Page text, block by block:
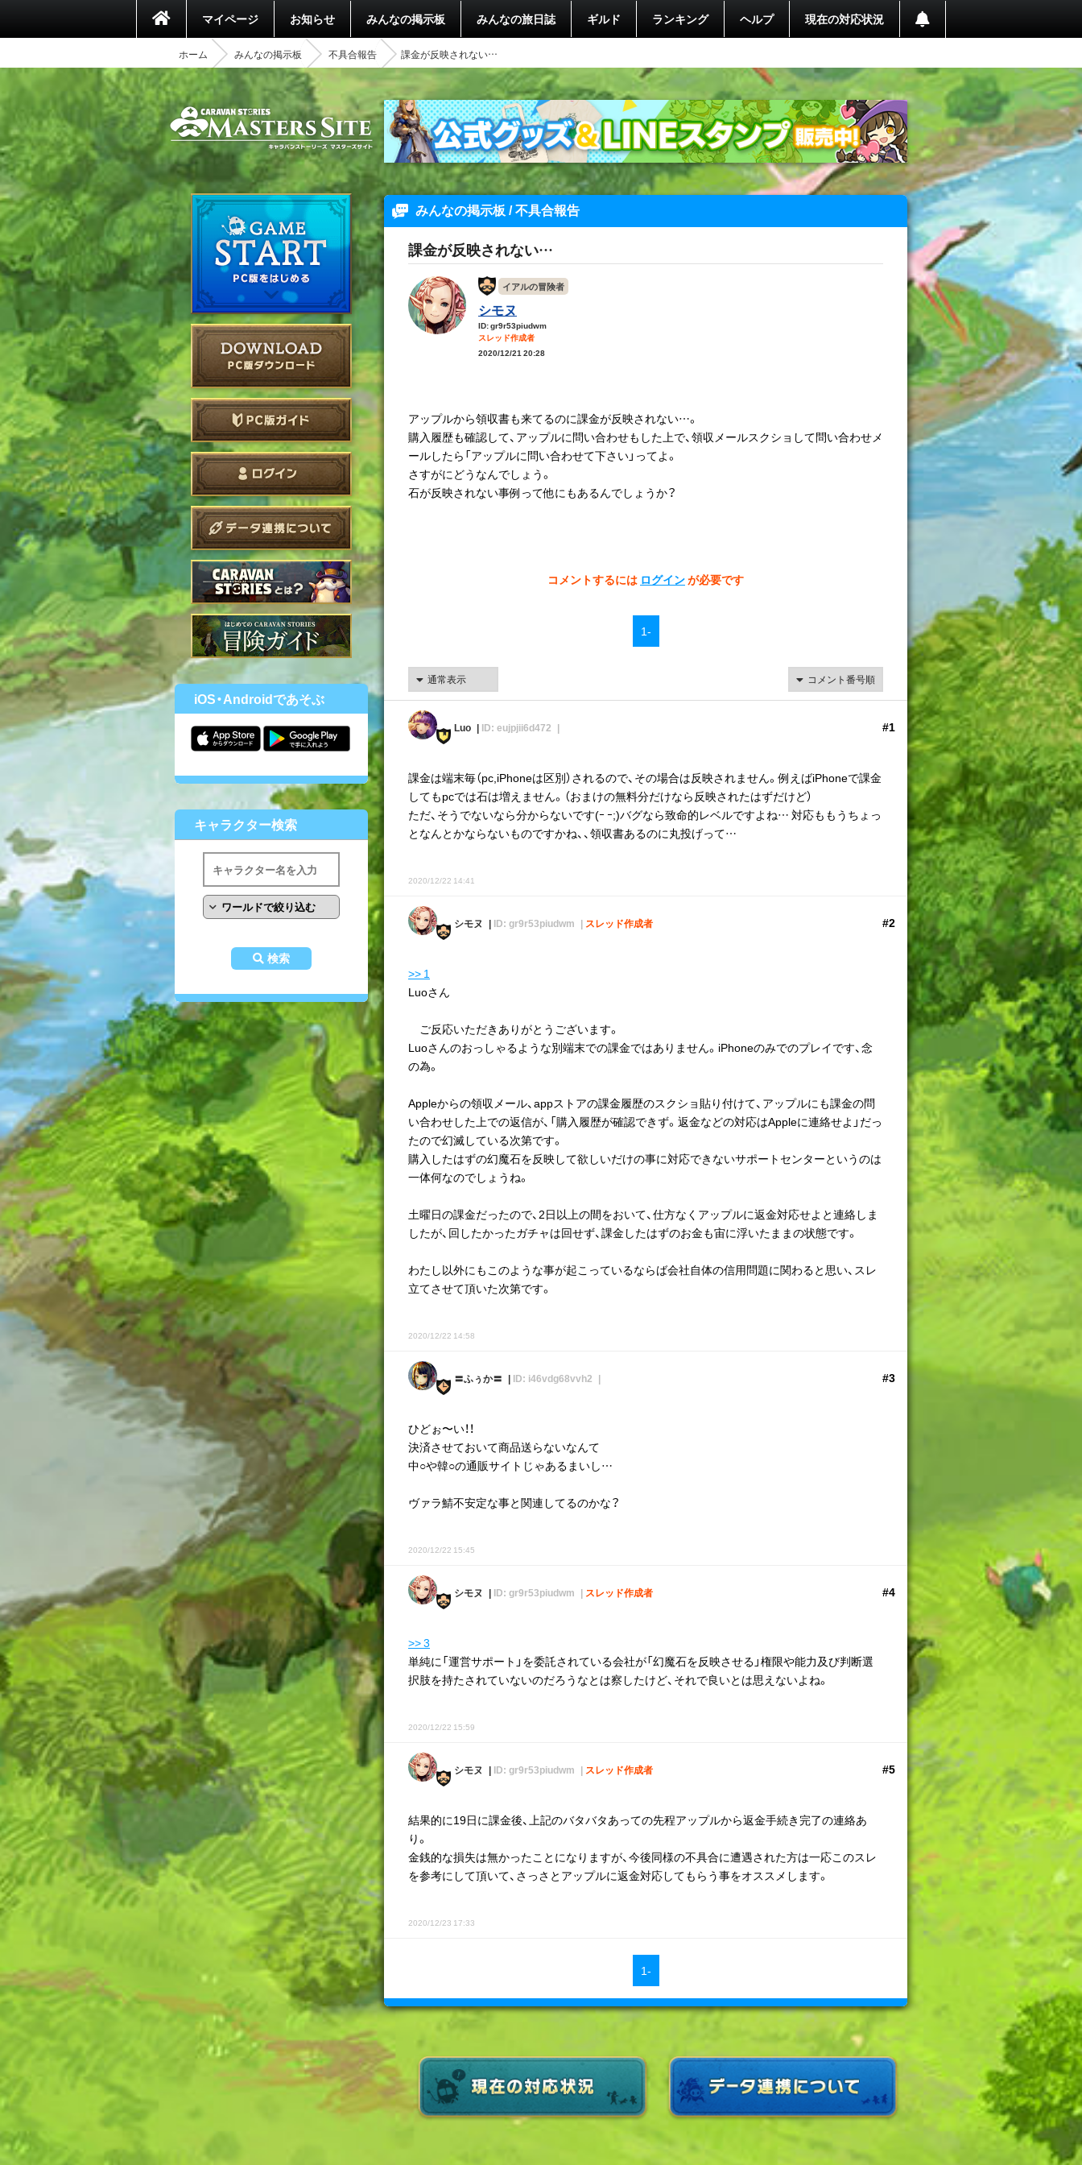
マイページ お知らせ みんなの掲示板 みんなの旅日誌 ギルド ランキング ヘルプ 現在の対応状況
ホーム みんなの掲示板 不具合報告 課金が反映されない…
iOS・Androidであそぶ
キャラクター検索
検索
みんなの掲示板 / 不具合報告
課金が反映されない…
イアルの冒険者
シモヌ
ID: gr9r53piudwm
スレッド作成者
2020/12/21 20:28
アップルから領収書も来てるのに課金が反映されない…。
購入履歴も確認して、アップルに問い合わせもした上で、領収メールスクショして問い合わせメ
ールしたら「アップルに問い合わせて下さい」ってよ。
さすがにどうなんでしょう。
石が反映されない事例って他にもあるんでしょうか？
コメントするには ログインが必要です
1-
Luo ID: eujpjii6d472 #1
課金は端末毎（pc,iPhoneは区別）されるので、その場合は反映されません。例えばiPhoneで課金
してもpcでは石は増えません。（おまけの無料分だけなら反映されたはずだけど）
ただ、そうでないなら分からないです(ｰ ｰ;)バグなら致命的レベルですよね… 対応ももうちょっ
となんとかならないものですかね、、領収書あるのに丸投げって…
2020/12/22 14:41
シモヌ ID: gr9r53piudwm スレッド作成者 #2
>> 1
Luoさん
ご反応いただきありがとうございます。
Luoさんのおっしゃるような別端末での課金ではありません。iPhoneのみでのプレイです、念
の為。
Appleからの領収メール、appストアの課金履歴のスクショ貼り付けて、アップルにも課金の問
い合わせした上での返信が、「購入履歴が確認できず。返金などの対応はAppleに連絡せよ」だっ
たので幻滅している次第です。
購入したはずの幻魔石を反映して欲しいだけの事に対応できないサポートセンターというのは
一体何なのでしょうね。
土曜日の課金だったので、2日以上の間をおいて、仕方なくアップルに返金対応せよと連絡しま
したが、回したかったガチャは回せず、課金したはずのお金も宙に浮いたままの状態です。
わたし以外にもこのような事が起こっているならば会社自体の信用問題に関わると思い、スレ
立てさせて頂いた次第です。
2020/12/22 14:58
〓ふぅか〓 ID: i46vdg68vvh2 #3
ひどぉ〜い！！
決済させておいて商品送らないなんて
中○や韓○の通販サイトじゃあるまいし…
ヴァラ鯖不安定な事と関連してるのかな？
2020/12/22 15:45
シモヌ ID: gr9r53piudwm スレッド作成者 #4
>> 3
単純に「運営サポート」を委託されている会社が「幻魔石を反映させる」権限や能力及び判断選
択肢を持たされていないのだろうなとは察したけど、それで良いとは思えないよね。
2020/12/22 15:59
シモヌ ID: gr9r53piudwm スレッド作成者 #5
結果的に19日に課金後、上記のバタバタあっての先程アップルから返金手続き完了の連絡あ
り。
金銭的な損失は無かったことになりますが、今後同様の不具合に遭遇された方は一応このスレ
を参考にして頂いて、さっさとアップルに返金対応してもらう事をオススメします。
2020/12/23 17:33
1-